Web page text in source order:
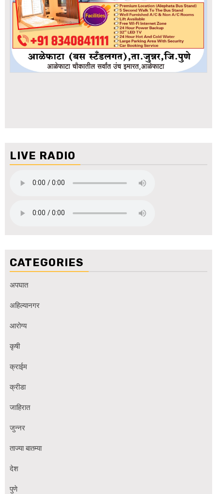
LIVE RADIO
CATEGORIES
अपघात
अहिल्यानगर
आरोग्य
कृषी
क्राईम
क्रीडा
जाहिरात
जुन्नर
ताज्या बातम्या
देश
पुणे